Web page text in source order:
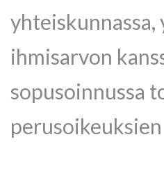
yhteiskunnassa,
ihmisarvon
sopusoinnussa
perusoikeuksien